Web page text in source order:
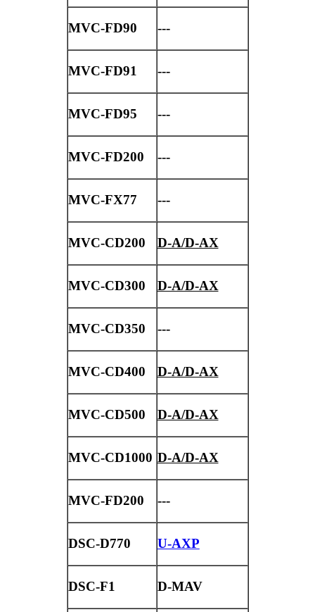
MVC-FD90 ---
MVC-FD91 ---
MVC-FD95 ---
MVC-FD200 ---
MVC-FX77 ---
MVC-CD200 D-A/D-AX
MVC-CD300 D-A/D-AX
MVC-CD350 ---
MVC-CD400 D-A/D-AX
MVC-CD500 D-A/D-AX
MVC-CD1000 D-A/D-AX
MVC-FD200 ---
DSC-D770 U-AXP
DSC-F1 D-MAV